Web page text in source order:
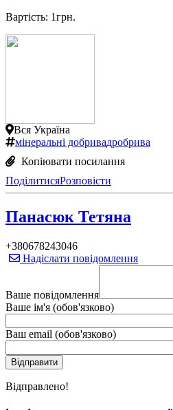
Вартість: 1грн.
Вся Україна
мінеральні добривадробрива
Копіювати посилання
ПоділитисяРозповісти
Панасюк Тетяна
+380678243046
Надіслати повідомлення
Ваше повідомлення
Ваше ім'я (обов'язково)
Ваш email (обов'язково)
Вiдправлено!